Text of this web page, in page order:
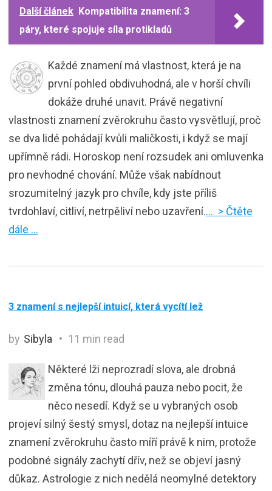
Další článek Kompatibilita znamení: 3
páry, které spojuje síla protikladů
Každé znamení má vlastnost, která je na
první pohled obdivuhodná, ale v horší chvíli
dokáže druhé unavit. Právě negativní
vlastnosti znamení zvěrokruhu často vysvětlují, proč
se dva lidé pohádají kvůli maličkosti, i když se mají
upřímně rádi. Horoskop není rozsudek ani omluvenka
pro nevhodné chování. Může však nabídnout
srozumitelný jazyk pro chvíle, kdy jste příliš
tvrdohlaví, citliví, netrpěliví nebo uzavření.… > Čtěte
dále …
3 znamení s nejlepší intuicí, která vycítí lež
by Sibyla 11 min read
Některé lži neprozradí slova, ale drobná
změna tónu, dlouhá pauza nebo pocit, že
něco nesedí. Když se u vybraných osob
projeví silný šestý smysl, dotaz na nejlepší intuice
znamení zvěrokruhu často míří právě k nim, protože
podobné signály zachytí dřív, než se objeví jasný
důkaz. Astrologie z nich nedělá neomylné detektory